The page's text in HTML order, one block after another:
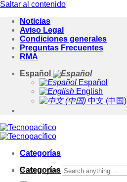
Saltar al contenido
Noticias
Aviso Legal
Condiciones generales
Preguntas Frecuentes
RMA
Español
Español
English
中文 (中国)
Categorías
Buscar por:
Categorías